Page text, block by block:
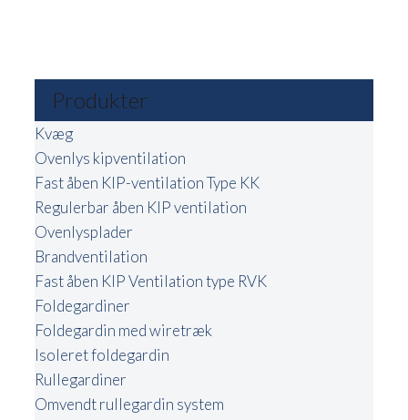
Produkter
Kvæg
Ovenlys kipventilation
Fast åben KIP-ventilation Type KK
Regulerbar åben KIP ventilation
Ovenlysplader
Brandventilation
Fast åben KIP Ventilation type RVK
Foldegardiner
Foldegardin med wiretræk
Isoleret foldegardin
Rullegardiner
Omvendt rullegardin system